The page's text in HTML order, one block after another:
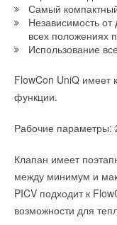
Самый
Независимость
всех положениях
Использование
FlowCon UniQ имеет
функции.
Рабочие параметры:
Клапан имеет
между минимум и
PICV подходит к
возможности для
→
WILO
FWC и
НОВОСТИ СОК 1
→
Новинки
насосы серий
НОВОСТИ СОК 18
повышения
Комментарии
НОВОСТИ СОК 26
→
Результаты
НОВОСТИ СОК 25
→
Эксперты WEF:
→
В Китае принят
сокращению
ЖУРНАЛ СОК
площадку
Комментарии
Добавить